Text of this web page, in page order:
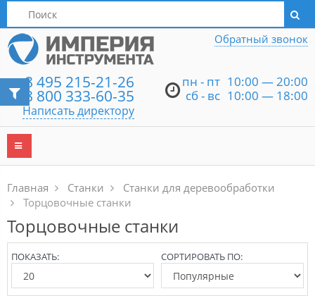
Написать директору
8 495 215-21-26
8 800 333-60-35
Написать директору
пн - пт 10:00 — 20:00
сб - вс 10:00 — 18:00
Обратный звонок
Главная Станки
Станки для деревообработки
Торцовочные станки
Торцовочные станки
СОРТИРОВАТЬ ПО:
ПОКАЗАТЬ: